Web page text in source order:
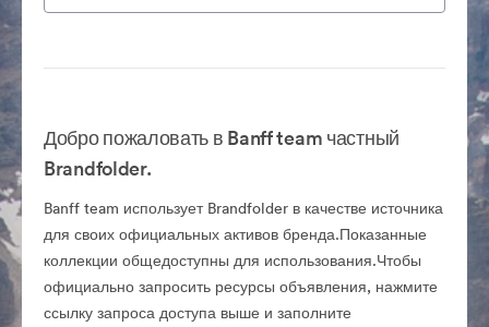
Добро пожаловать в Banff team частный
Brandfolder.
Banff team использует Brandfolder в качестве источника
для своих официальных активов бренда.Показанные
коллекции общедоступны для использования.Чтобы
официально запросить ресурсы объявления, нажмите
ссылку запроса доступа выше и заполните